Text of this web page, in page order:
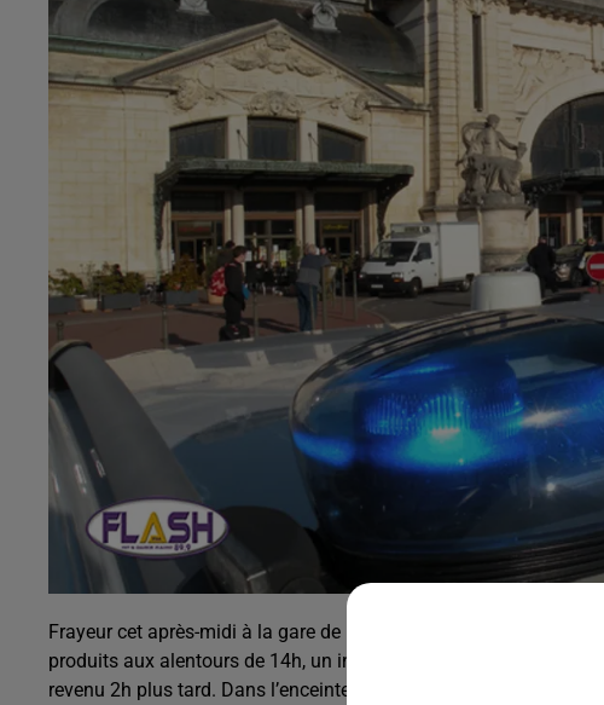
Frayeur cet après-midi à la gare de Limoges, un homme à viser
produits aux alentours de 14h, un individu, sans billet, qui s’était
revenu 2h plus tard. Dans l’enceinte de la gare des Bénédictins il